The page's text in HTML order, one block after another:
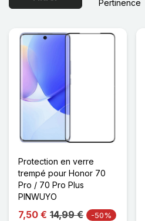
Protection en verre
trempé pour Honor 70
Pro / 70 Pro Plus
PINWUYO
7,50 € 14,99 € -50%